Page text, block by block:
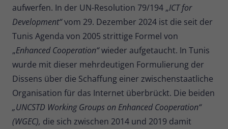
aufwerfen. In der UN-Resolution 79/194 „ICT for
Development“vom 29. Dezember 2024 ist die seit der
Tunis Agenda von 2005 strittige Formel von
„Enhanced Cooperation“wieder aufgetaucht. In Tunis
wurde mit dieser mehrdeutigen Formulierung der
Dissens über die Schaffung einer zwischenstaatliche
Organisation für das Internet überbrückt. Die beiden
„UNCSTD Working Groups on Enhanced Cooperation“
(WGEC), die sich zwischen 2014 und 2019 damit